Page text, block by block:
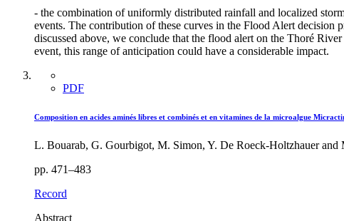
- the combination of uniformly distributed rainfall and localized
events. The contribution of these curves in the Flood Alert decision
discussed above, we conclude that the flood alert on the Thoré
event, this range of anticipation could have a considerable impact.
PDF
Composition en acides aminés libres et combinés et en vitamines de la microalgue
L. Bouarab, G. Gourbigot, M. Simon, Y. De Roeck-Holtzhauer and
pp. 471–483
Record
Abstract